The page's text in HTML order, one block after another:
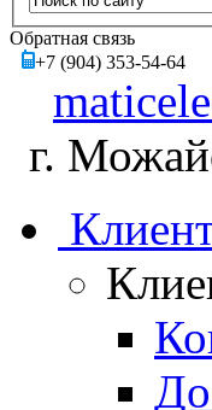
Обратная связь
+7 (904) 353-54-64
г.